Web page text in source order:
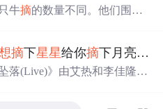
牛摘的数量不同。他们围成
摘下星星给你摘下月亮给你是什么歌
落(Live)》由艾热和李佳隆演